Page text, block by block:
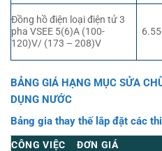
Đồng hồ điện loại điện tử 3
pha VSEE 5(6)A (100-
120)V/ (173 – 208)V
BẢNG GIÁ HẠNG MỤC SỬA
DỤNG NƯỚC
Bảng gia thay thế lắp đặt các
CÔNG VIỆC ĐƠN GIÁ